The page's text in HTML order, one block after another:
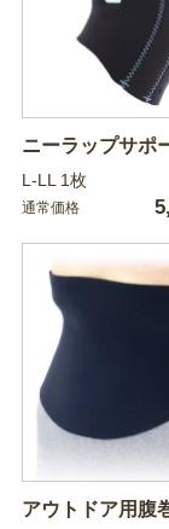
ニーラップサポ
L-LL 1枚
通常価格
アウトドア用腹